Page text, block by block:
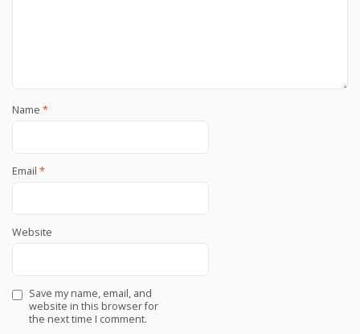
Name *
Email *
Website
Save my name, email, and
website in this browser for
the next time I comment.